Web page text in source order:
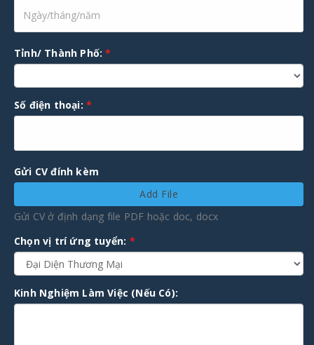
Tỉnh/ Thành Phố:*
Số điện thoại: *
Gửi CV đính kèm
Add File
Gửi CV ở định dạng file PDF hoặc doc, docx
Chọn vị trí ứng tuyển: *
Kinh Nghiệm Làm Việc (Nếu Có):